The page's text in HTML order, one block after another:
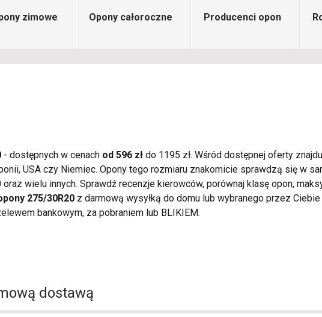
zimowe Opony całoroczne Producenci opon
- dostępnych w cenach od 596 zł do 1195 zł. Wśród dostępnej oferty
USA czy Niemiec. Opony tego rozmiaru znakomicie sprawdzą się w
oraz wielu innych. Sprawdź recenzje kierowców, porównaj klasę opon,
275/30R20 z darmową wysyłką do domu lub wybranego przez
bankowym, za pobraniem lub BLIKIEM.
dostawą